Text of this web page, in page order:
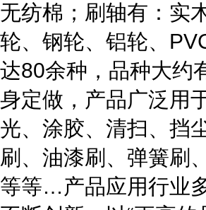
无纺棉；刷轴有：实
轮、钢轮、铝轮、
达80余种，品种大约
身定做，产品广泛用
光、涂胶、清扫、挡
刷、油漆刷、弹簧刷
等等…产品应用行业